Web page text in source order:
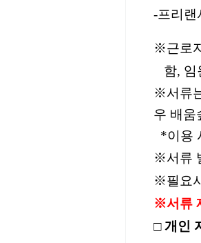
-프리랜
※근로
함, 임
※서류
우 배움
*이용
※서류
※필요
※서류
□개인